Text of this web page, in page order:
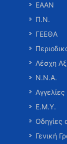
ΕΑΑΝ
Π.Ν.
ΓΕΕΘΑ
Λέσχη
Ν.Ν.Α.
Ε.Μ.Υ.
Οδηγίες
Γενική